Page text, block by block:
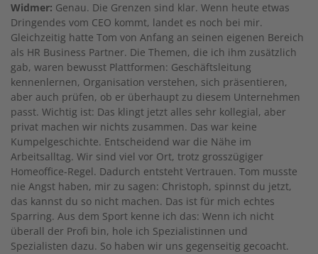
Widmer: Genau. Die Grenzen sind klar. Wenn heute etwas
Dringendes vom CEO kommt, landet es noch bei mir.
Gleichzeitig hatte Tom von Anfang an seinen eigenen Bereich
als HR Business Partner. Die Themen, die ich ihm zusätzlich
gab, waren bewusst Plattformen: Geschäftsleitung
kennenlernen, Organisation verstehen, sich präsentieren,
aber auch prüfen, ob er überhaupt zu diesem Unternehmen
passt. Wichtig ist: Das klingt jetzt alles sehr kollegial, aber
privat machen wir nichts zusammen. Das war keine
Kumpelgeschichte. Entscheidend war die Nähe im
Arbeitsalltag. Wir sind viel vor Ort, trotz grosszügiger
Homeoffice-Regel. Dadurch entsteht Vertrauen. Tom musste
nie Angst haben, mir zu sagen: Christoph, spinnst du jetzt,
das kannst du so nicht machen. Das ist für mich echtes
Sparring. Aus dem Sport kenne ich das: Wenn ich nicht
überall der Profi bin, hole ich Spezialistinnen und
Spezialisten dazu. So haben wir uns gegenseitig gecoacht.